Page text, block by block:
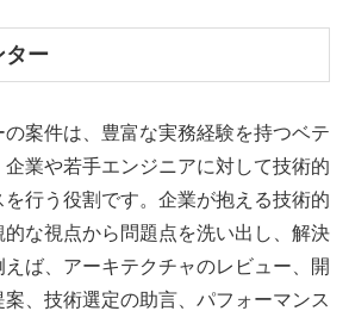
ター
案件は、豊富な実務経験を持つベテ
業や若手エンジニアに対して技術的
行う役割です。企業が抱える技術的
な視点から問題点を洗い出し、解決
ば、アーキテクチャのレビュー、開
、技術選定の助言、パフォーマンス